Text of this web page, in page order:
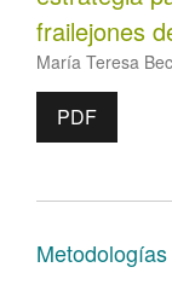
frailejones
María Teresa
PDF